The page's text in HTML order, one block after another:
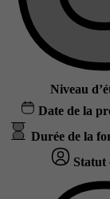
Niveau
Date de la
Durée de la
Statut